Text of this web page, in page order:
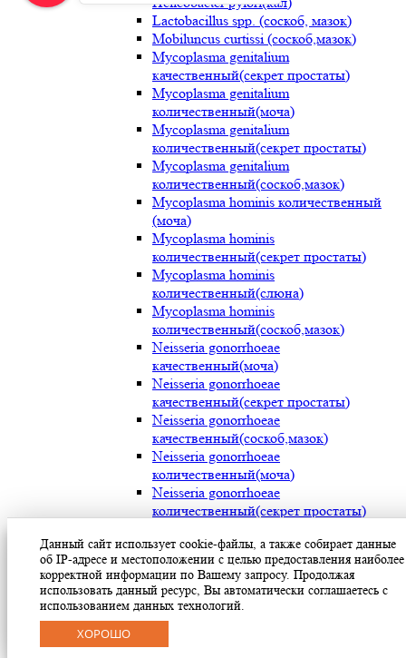
Lactobacillus spp. (соскоб, мазок)
Mobiluncus curtissi (соскоб,мазок)
Mycoplasma genitalium
качественный(секрет простаты)
Mycoplasma genitalium
количественный(моча)
Mycoplasma genitalium
количественный(секрет простаты)
Mycoplasma genitalium
количественный(соскоб,мазок)
Mycoplasma hominis количественный
(моча)
Mycoplasma hominis
количественный(секрет простаты)
Mycoplasma hominis
количественный(слюна)
Mycoplasma hominis
количественный(соскоб,мазок)
Neisseria gonorrhoeae
качественный(моча)
Neisseria gonorrhoeae
качественный(секрет простаты)
Neisseria gonorrhoeae
качественный(соскоб,мазок)
Neisseria gonorrhoeae
количественный(моча)
Neisseria gonorrhoeae
количественный(секрет простаты)
количественный(соскоб,мазок)
Streptococcus pyogenes (мокрота)
Streptococcus pyogenes (носоглотка)
Streptococcus pyogenes(мазок с раневой
поверхности)
Данный сайт использует cookie-файлы, а также собирает данные
об IP-адресе и местоположении с целью предоставления наиболее
корректной информации по Вашему запросу. Продолжая
использовать данный ресурс, Вы автоматически соглашаетесь с
использованием данных технологий.
ХОРОШО